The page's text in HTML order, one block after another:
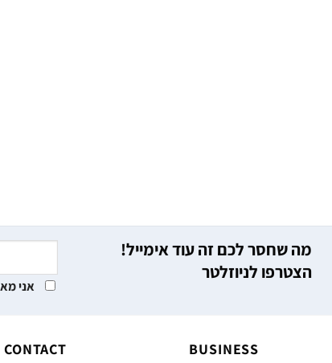
מה שחסר לכם זה עוד אימייל!
הצטרפו לניוזלטר
אני
BUSINESS